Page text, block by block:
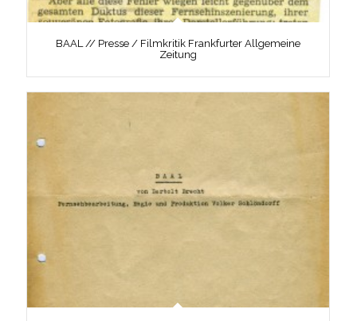
BAAL // Presse / Filmkritik Frankfurter Allgemeine
Zeitung